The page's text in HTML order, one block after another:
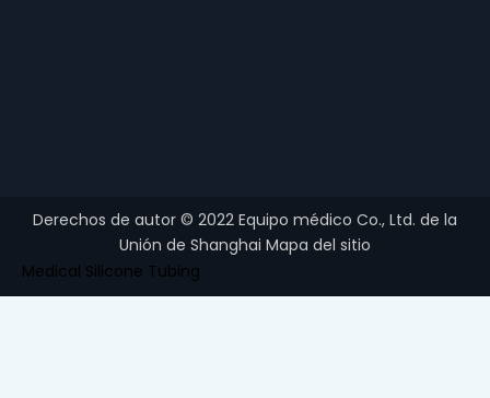
Derechos de autor © 2022 Equipo médico Co., Ltd. de la
Unión de Shanghai Mapa del sitio
Medical Silicone Tubing